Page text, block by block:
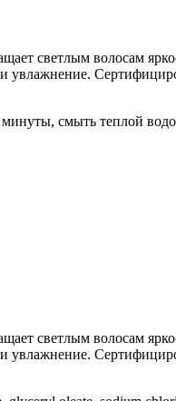
светлым волосам
смыть теплой
светлым волосам